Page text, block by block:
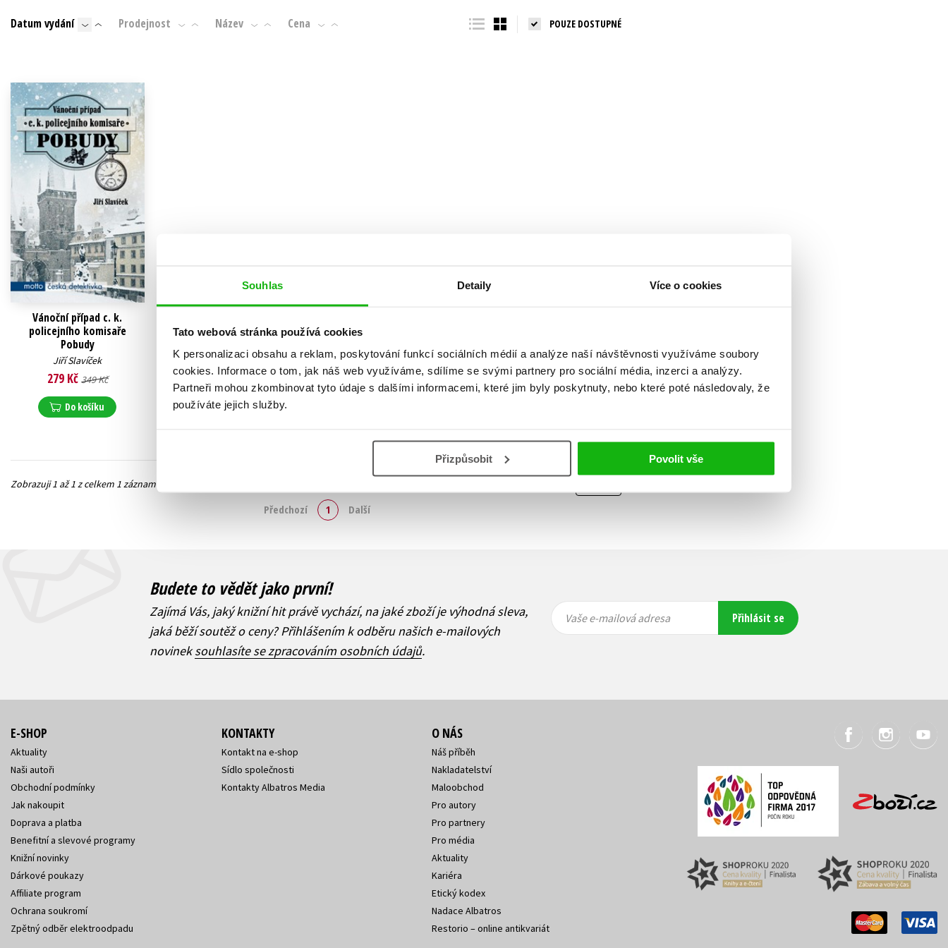
Souhlas Detaily Více o cookies
Tato webová stránka používá cookies
K personalizaci obsahu a reklam, poskytování funkcí sociálních médií a analýze naší návštěvnosti využíváme soubory
cookies. Informace o tom, jak náš web využíváme, sdílíme se svými partnery pro sociální média, inzerci a analýzy.
Partneři mohou zkombinovat tyto údaje s dalšími informacemi, které jim byly poskytnuty, nebo které poté následovaly, že
používáte jejich služby.
Přizpůsobit Povolit vše
Beletrie pro děti
Byznys a ekonomie
Jazyky
Populárně - naučné pro děti
Young adult (SK)
Datum vydání Prodejnost Název Cena POUZE DOSTUPNÉ
Vánoční případ c. k.
policejního komisaře
Pobudy
Jiří Slavíček
279 Kč 349 Kč
Do košíku
Zobrazuji 1 až 1 z celkem 1 záznamů
Předchozí 1 Další
Budete to vědět jako první!
Zajímá Vás, jaký knižní hit právě vychází, na jaké zboží je výhodná sleva,
jaká běží soutěž o ceny? Přihlášením k odběru našich e-mailových
novineksouhlasíte se zpracováním osobních údajů.
Vaše e-
mailová
Vaše e-
mailová
Vaše e-mailová adresa Přihlásit se
E-SHOP
Aktuality
Naši autoři
Obchodní podmínky
Jak nakoupit
Doprava a platba
Benefitní a slevové programy
Knižní novinky
Dárkové poukazy
Affiliate program
Ochrana soukromí
Zpětný odběr elektroodpadu
KONTAKTY
Kontakt na e-shop
Sídlo společnosti
Kontakty Albatros Media
O NÁS
Náš příběh
Nakladatelství
Maloobchod
Pro autory
Pro partnery
Pro média
Aktuality
Kariéra
Etický kodex
Nadace Albatros
Restorio – online antikvariát